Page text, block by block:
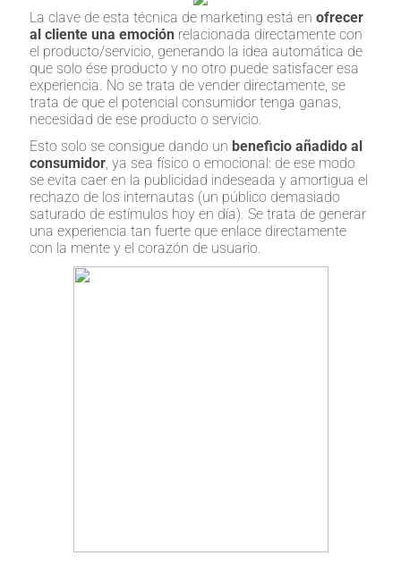
La clave de esta técnica de marketing está en ofrecer
al cliente una emoción relacionada directamente con
el producto/servicio, generando la idea automática de
que solo ése producto y no otro puede satisfacer esa
experiencia. No se trata de vender directamente, se
trata de que el potencial consumidor tenga ganas,
necesidad de ese producto o servicio.
Esto solo se consigue dando un beneficio añadido al
consumidor, ya sea físico o emocional: de ese modo
se evita caer en la publicidad indeseada y amortigua el
rechazo de los internautas (un público demasiado
saturado de estímulos hoy en día). Se trata de generar
una experiencia tan fuerte que enlace directamente
con la mente y el corazón de usuario.